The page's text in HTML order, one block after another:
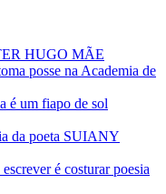
HUGO MÃE
posse na Academia de
é um fiapo de sol
da poeta SUIANY
é costurar poesia